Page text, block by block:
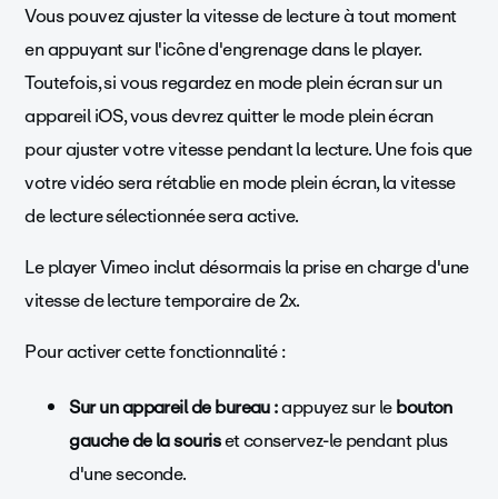
Vous pouvez ajuster la vitesse de lecture à tout moment
en appuyant sur l'icône d'engrenage dans le player.
Toutefois, si vous regardez en mode plein écran sur un
appareil iOS, vous devrez quitter le mode plein écran
pour ajuster votre vitesse pendant la lecture. Une fois que
votre vidéo sera rétablie en mode plein écran, la vitesse
de lecture sélectionnée sera active.
Le player Vimeo inclut désormais la prise en charge d'une
vitesse de lecture temporaire de 2x.
Pour activer cette fonctionnalité :
Sur un appareil de bureau :appuyez sur lebouton
gauche de la souriset conservez-le pendant plus
d'une seconde.